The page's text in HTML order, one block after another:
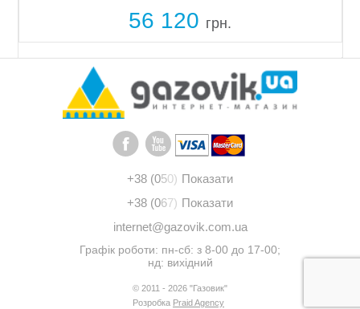
становить 90%.
56 120 грн.
+38 (050) Показати
+38 (067) Показати
internet@gazovik.com.ua
Графік роботи: пн-сб: з 8-00 до 17-00;
нд: вихідний
© 2011 - 2026 "Газовик"
Розробка Praid Agency